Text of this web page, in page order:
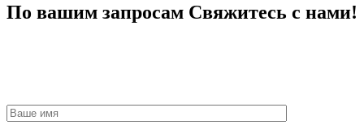
По вашим запросам Свяжитесь с нами!